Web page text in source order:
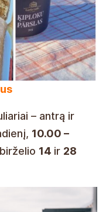
– antrą ir
10.00 –
14 ir 28